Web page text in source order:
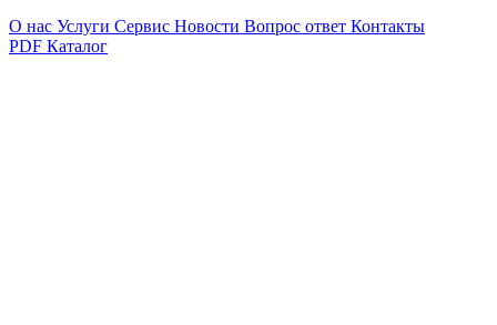
О нас Услуги Сервис Новости Вопрос ответ Контакты
PDF Каталог